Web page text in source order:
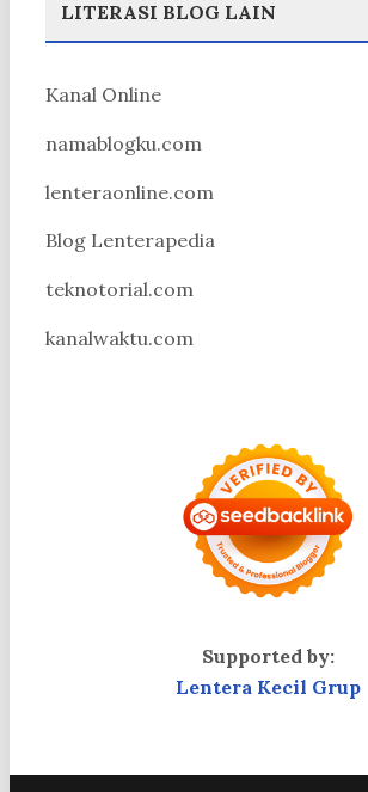
LITERASI BLOG LAIN
Kanal Online
namablogku.com
lenteraonline.com
Blog Lenterapedia
teknotorial.com
kanalwaktu.com
Supported by:
Lentera Kecil Grup